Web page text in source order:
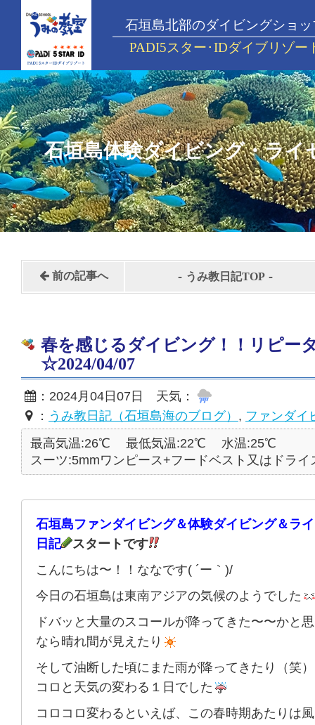
石垣島北部のダイビングショッ
PADI5スター･IDダイブリゾー
石垣島体験ダイビング・ライ
前の記事へ - うみ教日記TOP -
春を感じるダイビング！！リピー
☆2024/04/07
：2024月04日07日 天気：
： うみ教日記（石垣島海のブログ） , ファンダイ
最高気温:26℃
最低気温:22℃
水温:25℃
スーツ:5mmワンピース+フードベスト又はドライ
石垣島ファンダイビング＆体験ダイビング＆ラ
日記
スタートです
こんにちは〜！！ななです( ´ー｀)/
今日の石垣島は東南アジアの気候のようでした
ドバッと大量のスコールが降ってきた〜〜かと
なら晴れ間が見えたり
そして油断した頃にまた雨が降ってきたり（笑
コロと天気の変わる１日でした
コロコロ変わるといえば、この春時期あたりは